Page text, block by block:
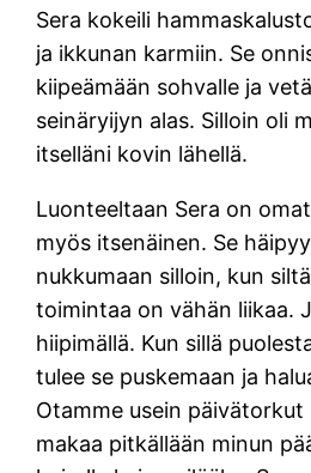
Sera kokeili
ja ikkunan karmiin. Se
kiipeämään sohvalle ja
seinäryijyn alas. Silloin oli
itselläni kovin lähellä.
Luonteeltaan Sera on
myös itsenäinen. Se
nukkumaan silloin, kun
toimintaa on vähän liikaa.
hiipimällä. Kun sillä
tulee se puskemaan ja
Otamme usein päivätorkut
makaa pitkällään minun